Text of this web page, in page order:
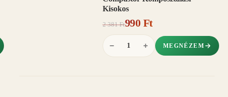
Kisokos
2 381 Ft990 Ft
− + MEGNÉZEM